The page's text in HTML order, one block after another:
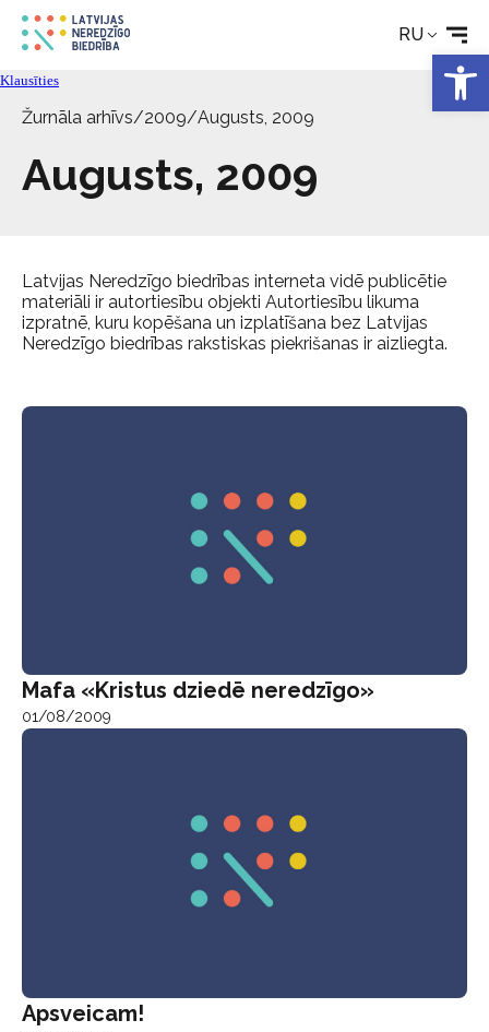
RU
Новости
Услуги
Klausīties
Žurnāla arhīvs/2009/Augusts, 2009
Augusts, 2009
Latvijas Neredzīgo biedrības interneta vidē publicētie
materiāli ir autortiesību objekti Autortiesību likuma
izpratnē, kuru kopēšana un izplatīšana bez Latvijas
Neredzīgo biedrības rakstiskas piekrišanas ir aizliegta.
Mafa «Kristus dziedē neredzīgo»
01/08/2009
Apsveicam!